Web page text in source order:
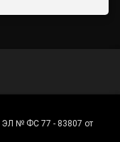
ЭЛ № ФС 77 - 83807 от